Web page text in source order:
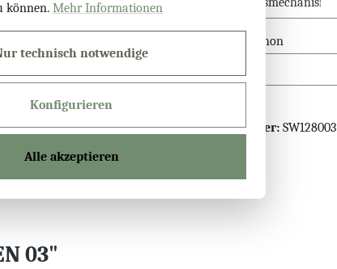
Bohrung für Siphon
Produktnummer: SW128003
03"
können. Mehr Informationen
technisch notwendige
Konfigurieren
Alle akzeptieren